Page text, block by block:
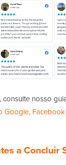
consulte nosso
Google,
a Concluir